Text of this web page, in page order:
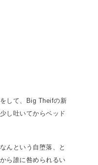
して、Big Theifの新
し吐いてからベッド
んという自堕落、と
ら誰に咎められるい